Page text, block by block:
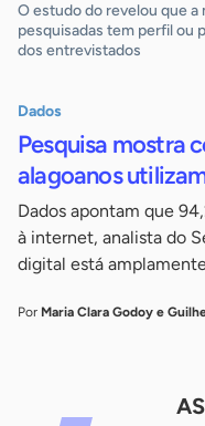
O estudo do revelou que a
pesquisadas tem perfil ou
dos entrevistados
Dados
Pesquisa mostra
alagoanos
Dados apontam que
à internet, analista do
digital está
Por Maria Clara Godoy e